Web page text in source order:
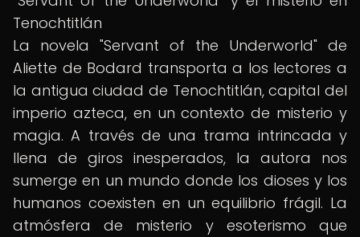
Tenochtitlán
La novela "Servant of the Underworld" de
Aliette de Bodard transporta a los lectores a
la antigua ciudad de Tenochtitlán, capital del
imperio azteca, en un contexto de misterio y
magia. A través de una trama intrincada y
llena de giros inesperados, la autora nos
sumerge en un mundo donde los dioses y los
humanos coexisten en un equilibrio frágil. La
atmósfera de misterio y esoterismo que